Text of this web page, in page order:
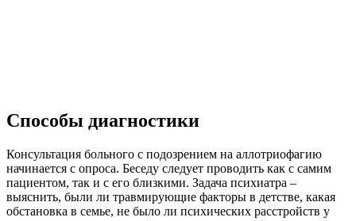
Способы диагностики
Консультация больного с подозрением на аллотриофагию
начинается с опроса. Беседу следует проводить как с самим
пациентом, так и с его близкими. Задача психиатра –
выяснить, были ли травмирующие факторы в детстве, какая
обстановка в семье, не было ли психических расстройств у